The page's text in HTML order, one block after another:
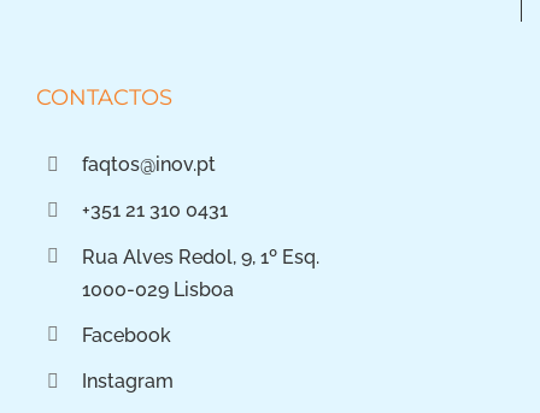
CONTACTOS
faqtos@inov.pt
+351 21 310 0431
Rua Alves Redol, 9, 1º Esq.
1000-029 Lisboa
Facebook
Instagram